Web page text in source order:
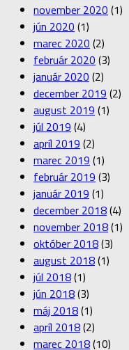
november 2020 (1)
jún 2020 (1)
marec 2020 (2)
február 2020 (3)
január 2020 (2)
december 2019 (2)
august 2019 (1)
júl 2019 (4)
apríl 2019 (2)
marec 2019 (1)
február 2019 (3)
január 2019 (1)
december 2018(4)
november 2018(1)
október 2018(3)
august 2018(1)
júl 2018(1)
jún 2018(3)
máj 2018(1)
apríl 2018(2)
marec 2018(10)